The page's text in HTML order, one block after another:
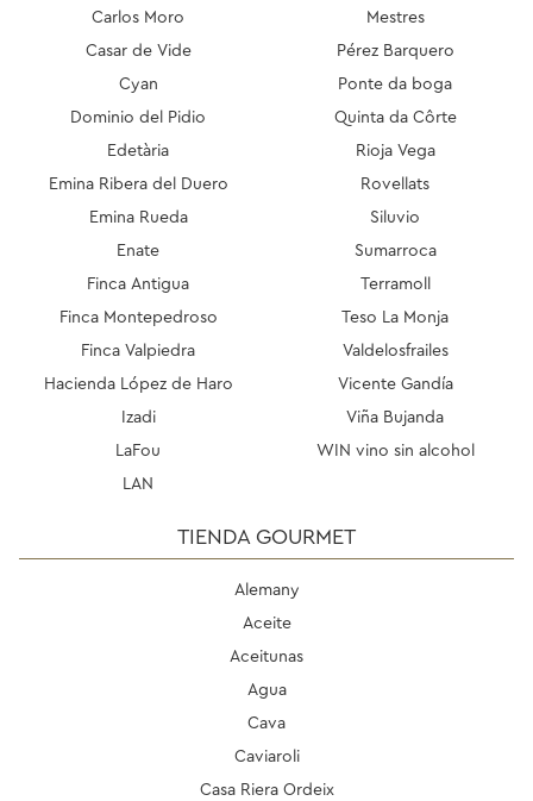
Carlos Moro
Casar de Vide
Cyan
Dominio del Pidio
Edetària
Emina Ribera del Duero
Emina Rueda
Enate
Finca Antigua
Finca Montepedroso
Finca Valpiedra
Hacienda López de Haro
Izadi
LaFou
LAN
Mestres
Pérez Barquero
Ponte da boga
Quinta da Côrte
Rioja Vega
Rovellats
Siluvio
Sumarroca
Terramoll
Teso La Monja
Valdelosfrailes
Vicente Gandía
Viña Bujanda
WIN vino sin alcohol
TIENDA GOURMET
Alemany
Aceite
Aceitunas
Agua
Cava
Caviaroli
Casa Riera Ordeix